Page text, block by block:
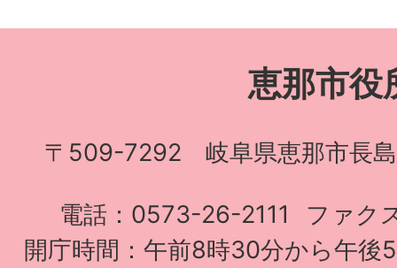
恵那市役
〒509-7292 岐阜県恵那市長島
電話：0573-26-2111
ファク
開庁時間：午前8時30分から午後